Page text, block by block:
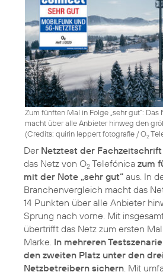
Zum fünften Mal in Folge „sehr gut“: Das
macht über alle Anbieter hinweg den
(Credits: quirin leppert fotografie / O2
Der Netztest der
das Netz von O2 Telefónica zum
mit der Note „sehr gut“ aus. In
Branchenvergleich macht das
14 Punkten über alle Anbieter
Sprung nach vorne. Mit
übertrifft das Netz zum ersten
Marke. In mehreren
den zweiten Platz unter den
Netzbetreibern sichern . Mit